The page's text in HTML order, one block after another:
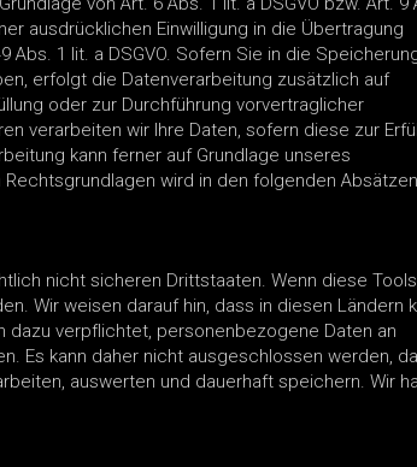
ausdrücklichen Einwilligung in die Übertragung
1 lit. a DSGVO. Sofern Sie in die
erfolgt die Datenverarbeitung zusätzlich auf
oder zur Durchführung vorvertraglicher
verarbeiten wir Ihre Daten, sofern diese zur
kann ferner auf Grundlage unseres
wird in den folgenden Absätzen
nicht sicheren Drittstaaten. Wenn diese Tools
Wir weisen darauf hin, dass in diesen Ländern
dazu verpflichtet, personenbezogene Daten an
Es kann daher nicht ausgeschlossen werden,
auswerten und dauerhaft speichern. Wir